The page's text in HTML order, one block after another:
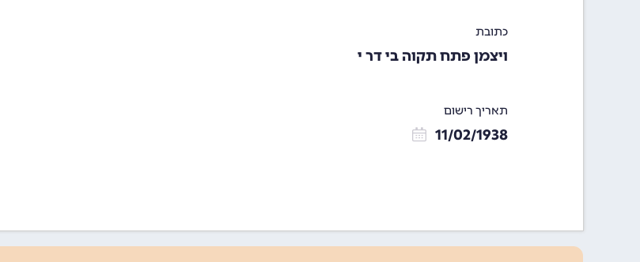
כתובת
ויצמן פתח תקוה בי דר י
תאריך רישום
11/02/1938